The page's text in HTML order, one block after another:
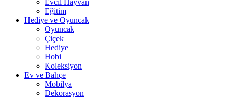
Evcil Hayvan
Eğitim
Hediye ve Oyuncak
Oyuncak
Çiçek
Hediye
Hobi
Koleksiyon
Ev ve Bahçe
Mobilya
Dekorasyon